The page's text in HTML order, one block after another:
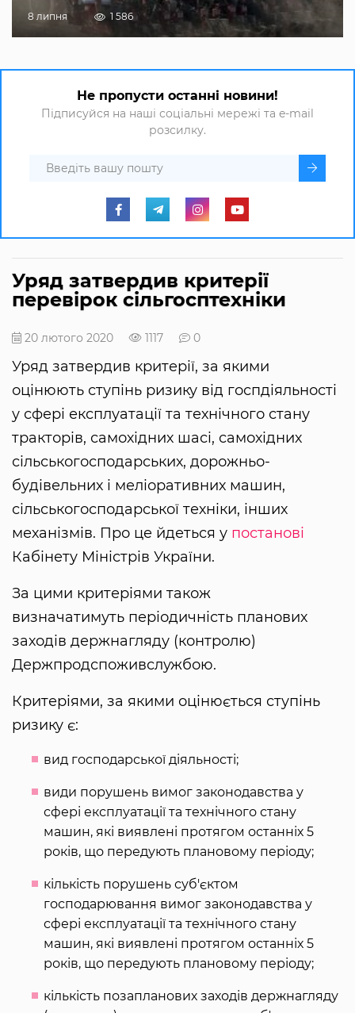
8 липня 1 586
Не пропусти останні новини!
Підписуйся на наші соціальні мережі та e-mail
розсилку.
Уряд затвердив критерії
перевірок сільгосптехніки
20 лютого 2020 1117 0
Уряд затвердив критерії, за якими
оцінюють ступінь ризику від госпдіяльності
у сфері експлуатації та технічного стану
тракторів, самохідних шасі, самохідних
сільськогосподарських, дорожньо-
будівельних і меліоративних машин,
сільськогосподарської техніки, інших
механізмів. Про це йдеться у постанові
Кабінету Міністрів України.
За цими критеріями також
визначатимуть періодичність планових
заходів держнагляду (контролю)
Держпродспоживслужбою.
Критеріями, за якими оцінюється ступінь
ризику є:
вид господарської діяльності;
види порушень вимог законодавства у
сфері експлуатації та технічного стану
машин, які виявлені протягом останніх 5
років, що передують плановому періоду;
кількість порушень суб'єктом
господарювання вимог законодавства у
сфері експлуатації та технічного стану
машин, які виявлені протягом останніх 5
років, що передують плановому періоду;
кількість позапланових заходів держнагляду